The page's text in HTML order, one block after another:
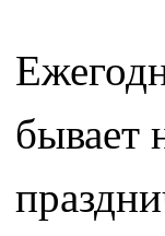
бывает